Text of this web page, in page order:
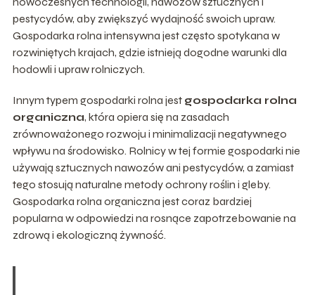
pestycydów, aby zwiększyć wydajność swoich upraw.
Gospodarka rolna intensywna jest często spotykana w
rozwiniętych krajach, gdzie istnieją dogodne warunki dla
hodowli i upraw rolniczych.
Innym typem gospodarki rolna jest gospodarka rolna
organiczna, która opiera się na zasadach
zrównoważonego rozwoju i minimalizacji negatywnego
wpływu na środowisko. Rolnicy w tej formie gospodarki nie
używają sztucznych nawozów ani pestycydów, a zamiast
tego stosują naturalne metody ochrony roślin i gleby.
Gospodarka rolna organiczna jest coraz bardziej
popularna w odpowiedzi na rosnące zapotrzebowanie na
zdrową i ekologiczną żywność.